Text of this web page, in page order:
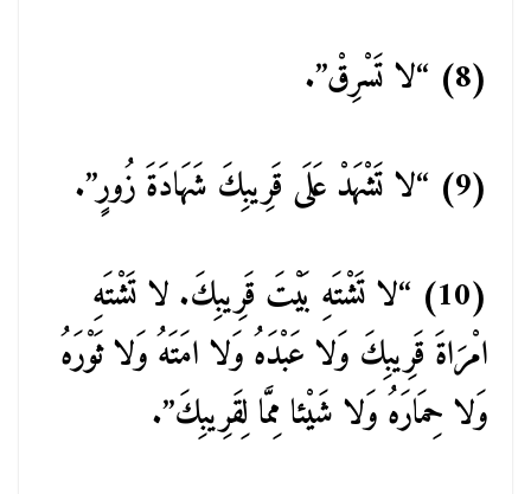
(8) “لا تَسْرِقْ”.
(9) “لا تَشْهَدْ عَلَى قَرِيبِكَ شَهَادَةَ زُورٍ”.
(10) “لا تَشْتَهِ بَيْتَ قَرِيبِكَ. لا تَشْتَهِ
امْرَاةَ قَرِيبِكَ وَلا عَبْدَهُ وَلا امَتَهُ وَلا ثَوْرَهُ
وَلا حِمَارَهُ وَلا شَيْئا مِمَّا لِقَرِيبِكَ”.